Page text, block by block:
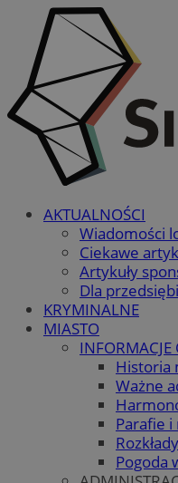
AKTUALNOŚCI
Wiadomości
Ciekawe
Artykuły
Dla
KRYMINALNE
MIASTO
INFORMACJE
Historia
Ważne
Parafie i
Pogoda